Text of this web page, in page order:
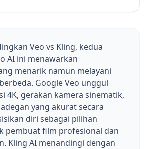
Veo vs Kling, kedua
AI ini menawarkan
menarik namun melayani
Google Veo unggul
4K, gerakan kamera sinematik,
yang akurat secara
diri sebagai pilihan
pembuat film profesional dan
Kling AI menandingi dengan